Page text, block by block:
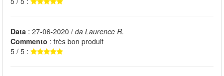
Data : 27-06-2020 / da Laurence R.
Commento : très bon produit
5 / 5 :